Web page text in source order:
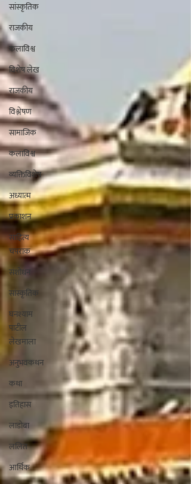
सांस्कृतिक
राजकीय
कलाविश्व
विशेष लेख
राजकीय
विश्लेषण
सामाजिक
कलाविश्व
व्यक्तिविशेष
अध्यात्म
प्रकाशन
साहित्य
चपराक
संशोधन
सांस्कृतिक
घनश्याम
पाटील
लेखमाला
अनुभवकथन
कथा
इतिहास
लाडोबा
ललित
आर्थिक